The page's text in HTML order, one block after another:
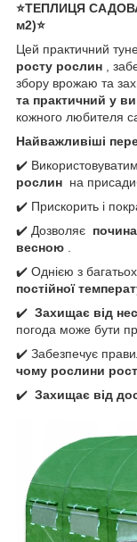
⭐️ТЕПЛИЦЯ
м2)⭐️
Цей практичний
росту рослин ,
збору врожаю та
та практичний у
кожного любителя
Найважливіші
✔️
рослин на
✔️ Прискорить і
✔️ Дозволяє
весною
✔️ Однією з
постійної
✔️ Захищає від
погода може бути
✔️ Забезпечує
чому рослини
✔️ Захищає від